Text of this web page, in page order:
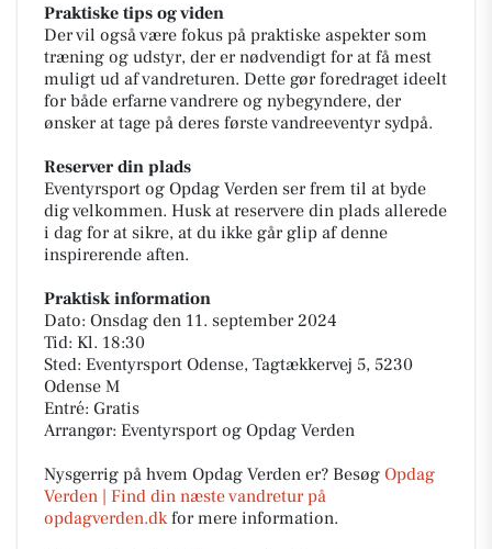
Praktiske tips og viden
Der vil også være fokus på praktiske aspekter som
træning og udstyr, der er nødvendigt for at få mest
muligt ud af vandreturen. Dette gør foredraget ideelt
for både erfarne vandrere og nybegyndere, der
ønsker at tage på deres første vandreeventyr sydpå.
Reserver din plads
Eventyrsport og Opdag Verden ser frem til at byde
dig velkommen. Husk at reservere din plads allerede
i dag for at sikre, at du ikke går glip af denne
inspirerende aften.
Praktisk information
Dato: Onsdag den 11. september 2024
Tid: Kl. 18:30
Sted: Eventyrsport Odense, Tagtækkervej 5, 5230
Odense M
Entré: Gratis
Arrangør: Eventyrsport og Opdag Verden
Nysgerrig på hvem Opdag Verden er? Besøg Opdag
Verden | Find din næste vandretur på
opdagverden.dkfor mere information.